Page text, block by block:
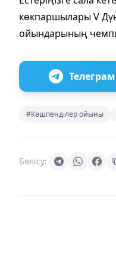
көкпаршылары V
ойындарының
#Көшпенділер ойыны
Бөлісу: